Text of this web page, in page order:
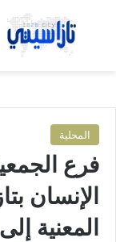
بحث عن
المحلية
فرع
الإنسان
المعنية